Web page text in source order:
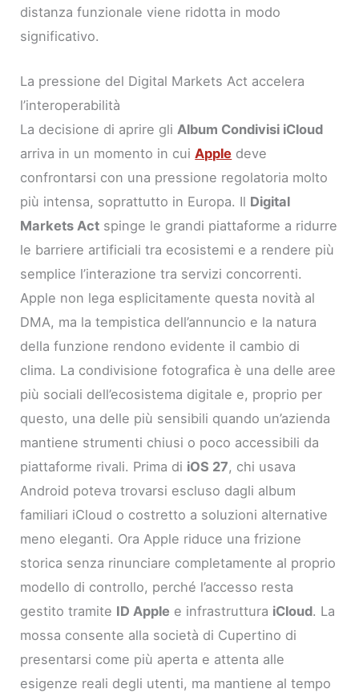
distanza funzionale viene ridotta in modo
significativo.
La pressione del Digital Markets Act accelera
l’interoperabilità
La decisione di aprire gli Album Condivisi iCloud
arriva in un momento in cuiApple deve
confrontarsi con una pressione regolatoria molto
più intensa, soprattutto in Europa. Il Digital
Markets Act spinge le grandi piattaforme a ridurre
le barriere artificiali tra ecosistemi e a rendere più
semplice l’interazione tra servizi concorrenti.
Apple non lega esplicitamente questa novità al
DMA, ma la tempistica dell’annuncio e la natura
della funzione rendono evidente il cambio di
clima. La condivisione fotografica è una delle aree
più sociali dell’ecosistema digitale e, proprio per
questo, una delle più sensibili quando un’azienda
mantiene strumenti chiusi o poco accessibili da
piattaforme rivali. Prima di iOS 27, chi usava
Android poteva trovarsi escluso dagli album
familiari iCloud o costretto a soluzioni alternative
meno eleganti. Ora Apple riduce una frizione
storica senza rinunciare completamente al proprio
modello di controllo, perché l’accesso resta
gestito tramite ID Apple e infrastruttura iCloud. La
mossa consente alla società di Cupertino di
presentarsi come più aperta e attenta alle
esigenze reali degli utenti, ma mantiene al tempo